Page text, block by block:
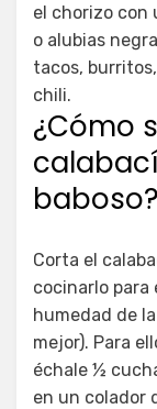
el chorizo con
o alubias
tacos,
chili.
¿Cómo
baboso?
Corta el
cocinarlo para
humedad de
mejor). Para
échale ½
en un colador